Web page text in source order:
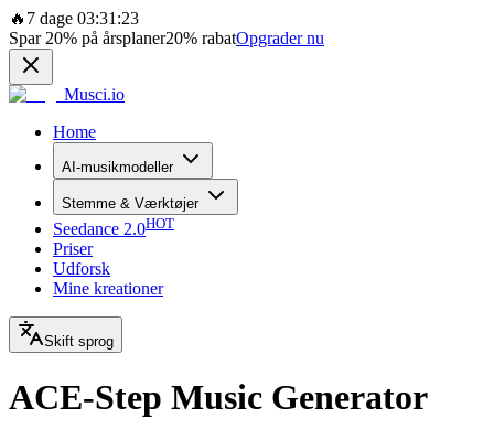
🔥 7 dage 03:31:23
Spar 20% på årsplaner20% rabatOpgrader nu
Musci.io
Home
AI-musikmodeller
Stemme & Værktøjer
Seedance 2.0HOT
Priser
Udforsk
Mine kreationer
Skift sprog
ACE-Step Music Generator